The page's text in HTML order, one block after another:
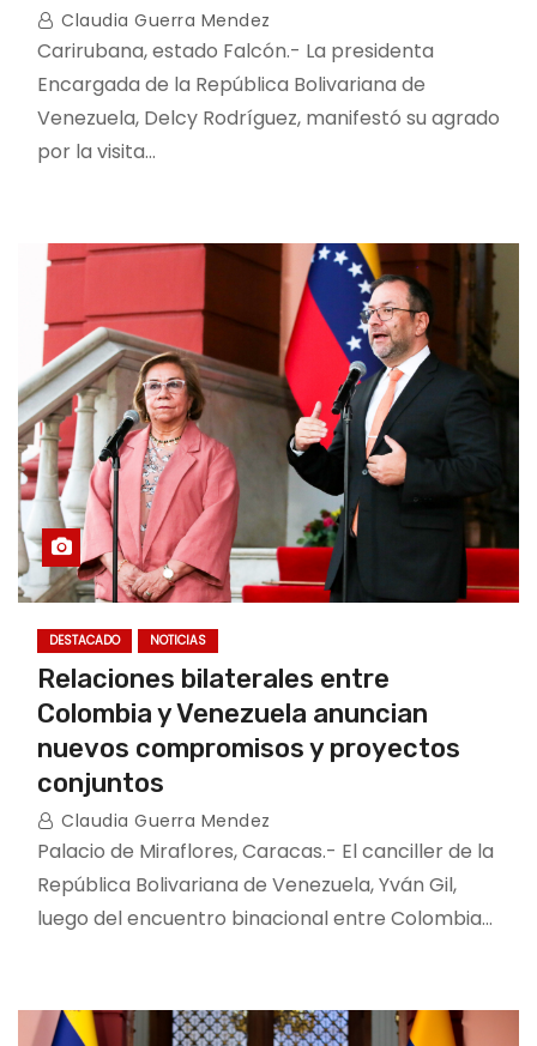
Claudia Guerra Mendez
Carirubana, estado Falcón.- La presidenta
Encargada de la República Bolivariana de
Venezuela, Delcy Rodríguez, manifestó su agrado
por la visita…
DESTACADO NOTICIAS
Relaciones bilaterales entre
Colombia y Venezuela anuncian
nuevos compromisos y proyectos
conjuntos
Claudia Guerra Mendez
Palacio de Miraflores, Caracas.- El canciller de la
República Bolivariana de Venezuela, Yván Gil,
luego del encuentro binacional entre Colombia…